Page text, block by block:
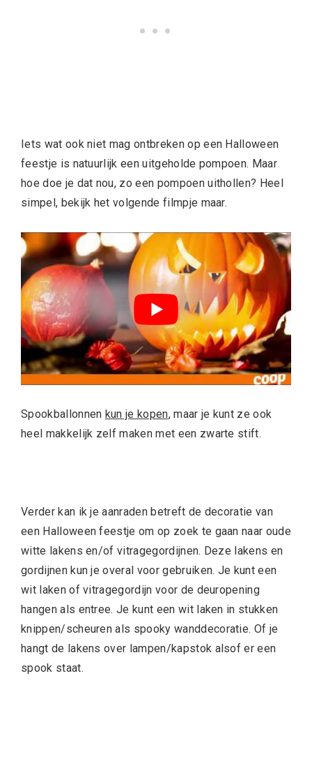
Iets wat ook niet mag ontbreken op een Halloween
feestje is natuurlijk een uitgeholde pompoen. Maar
hoe doe je dat nou, zo een pompoen uithollen? Heel
simpel, bekijk het volgende filmpje maar.
Spookballonnen kun je kopen, maar je kunt ze ook
heel makkelijk zelf maken met een zwarte stift.
Verder kan ik je aanraden betreft de decoratie van
een Halloween feestje om op zoek te gaan naar oude
witte lakens en/of vitragegordijnen. Deze lakens en
gordijnen kun je overal voor gebruiken. Je kunt een
wit laken of vitragegordijn voor de deuropening
hangen als entree. Je kunt een wit laken in stukken
knippen/scheuren als spooky wanddecoratie. Of je
hangt de lakens over lampen/kapstok alsof er een
spook staat.